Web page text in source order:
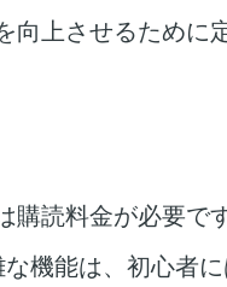
向上させるために
購読料金が必要です
機能は、初心者